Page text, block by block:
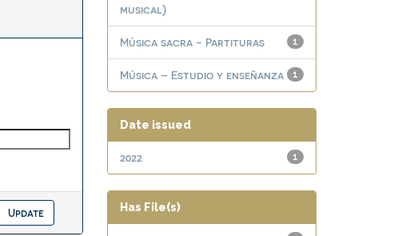
musical)
1
Música sacra - Partituras
1
Música – Estudio y enseñanza
Date issued
1
2022
Has File(s)